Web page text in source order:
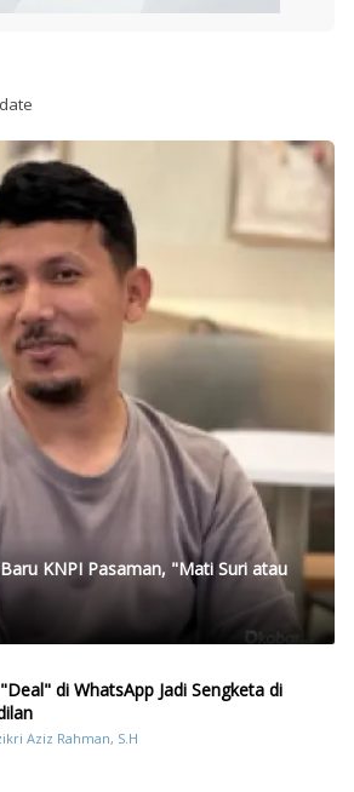
KNPI Pasaman, "Mati Suri atau
di WhatsApp Jadi Sengketa di
Aziz Rahman, S.H